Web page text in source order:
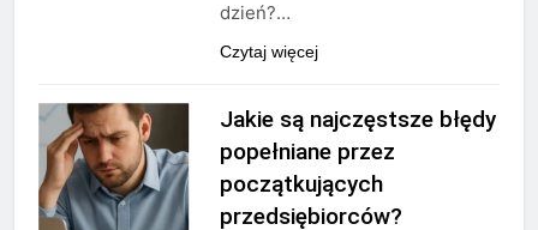
dzień?…
Czytaj więcej
Jakie są najczęstsze błędy
popełniane przez
początkujących
przedsiębiorców?